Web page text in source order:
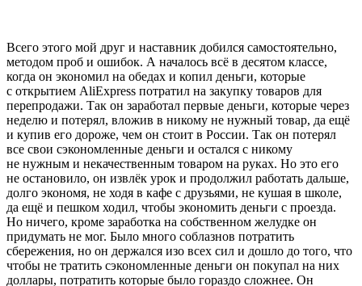
Всего этого мой друг и наставник добился самостоятельно,
методом проб и ошибок. А началось всё в десятом классе,
когда он экономил на обедах и копил деньги, которые
с открытием AliExpress потратил на закупку товаров для
перепродажи. Так он заработал первые деньги, которые через
неделю и потерял, вложив в никому не нужный товар, да ещё
и купив его дороже, чем он стоит в России. Так он потерял
все свои сэкономленные деньги и остался с никому
не нужным и некачественным товаром на руках. Но это его
не остановило, он извлёк урок и продолжил работать дальше,
долго экономя, не ходя в кафе с друзьями, не кушая в школе,
да ещё и пешком ходил, чтобы экономить деньги с проезда.
Но ничего, кроме заработка на собственном желудке он
придумать не мог. Было много соблазнов потратить
сбережения, но он держался изо всех сил и дошло до того, что
чтобы не тратить сэкономленные деньги он покупал на них
доллары, потратить которые было гораздо сложнее. Он